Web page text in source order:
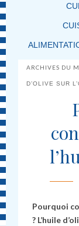
ARCHIVES DU
D’OLIVE SUR
Pourquoi
? L’huile